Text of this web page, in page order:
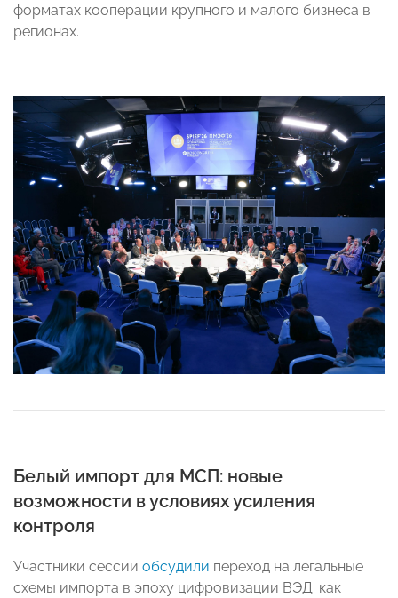
форматах кооперации крупного и малого бизнеса в
регионах.
Белый импорт для МСП: новые
возможности в условиях усиления
контроля
Участники сессии обсудили переход на легальные
схемы импорта в эпоху цифровизации ВЭД: как